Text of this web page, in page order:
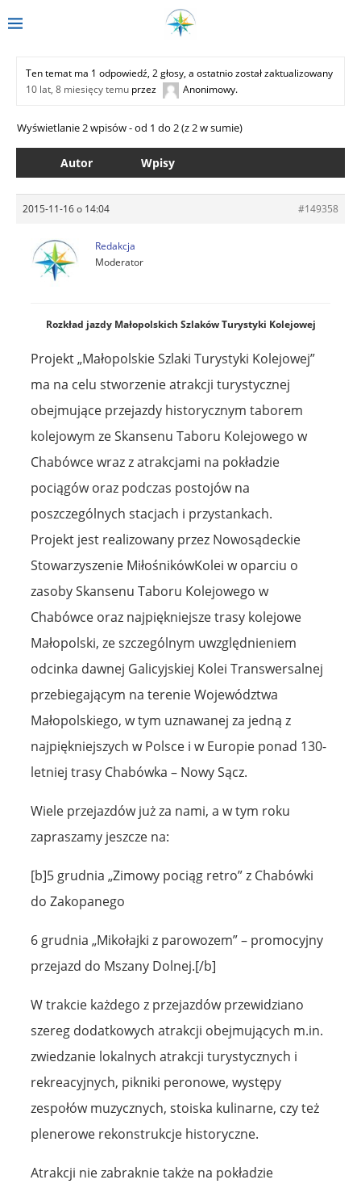
Ten temat ma 1 odpowiedź, 2 głosy, a ostatnio został zaktualizowany
10 lat, 8 miesięcy temu przez Anonimowy.
Wyświetlanie 2 wpisów - od 1 do 2 (z 2 w sumie)
Autor Wpisy
2015-11-16 o 14:04 #149358
Redakcja
Moderator
Rozkład jazdy Małopolskich Szlaków Turystyki Kolejowej
Projekt „Małopolskie Szlaki Turystyki Kolejowej”
ma na celu stworzenie atrakcji turystycznej
obejmujące przejazdy historycznym taborem
kolejowym ze Skansenu Taboru Kolejowego w
Chabówce wraz z atrakcjami na pokładzie
pociągów oraz podczas postojów na
poszczególnych stacjach i przystankach.
Projekt jest realizowany przez Nowosądeckie
Stowarzyszenie MiłośnikówKolei w oparciu o
zasoby Skansenu Taboru Kolejowego w
Chabówce oraz najpiękniejsze trasy kolejowe
Małopolski, ze szczególnym uwzględnieniem
odcinka dawnej Galicyjskiej Kolei Transwersalnej
przebiegającym na terenie Województwa
Małopolskiego, w tym uznawanej za jedną z
najpiękniejszych w Polsce i w Europie ponad 130-
letniej trasy Chabówka – Nowy Sącz.
Wiele przejazdów już za nami, a w tym roku
zapraszamy jeszcze na:
[b]5 grudnia „Zimowy pociąg retro” z Chabówki
do Zakopanego
6 grudnia „Mikołajki z parowozem” – promocyjny
przejazd do Mszany Dolnej.[/b]
W trakcie każdego z przejazdów przewidziano
szereg dodatkowych atrakcji obejmujących m.in.
zwiedzanie lokalnych atrakcji turystycznych i
rekreacyjnych, pikniki peronowe, występy
zespołów muzycznych, stoiska kulinarne, czy też
plenerowe rekonstrukcje historyczne.
Atrakcji nie zabraknie także na pokładzie